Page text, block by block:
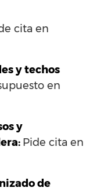
cita en
y techos
en
y
Pide cita en
de